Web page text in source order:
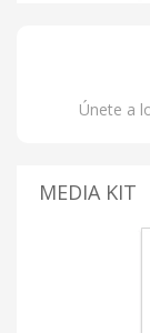
Únete a
MEDIA KIT